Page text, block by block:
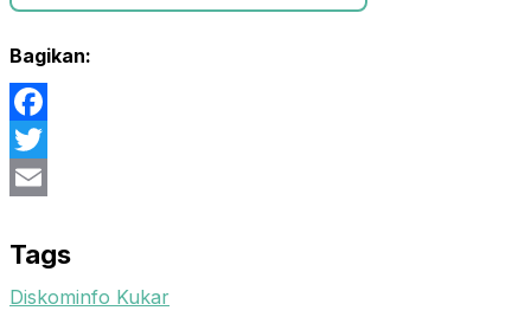
Bagikan:
Facebook
Twitter
Tags
Diskominfo Kukar